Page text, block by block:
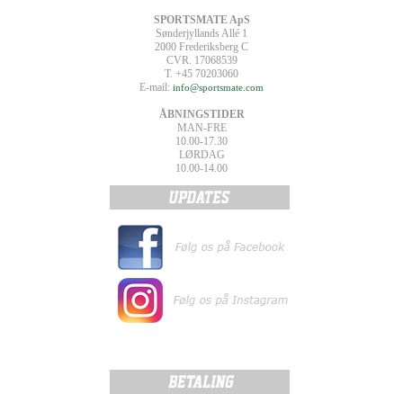
SPORTSMATE ApS
Sønderjyllands Allé 1
2000 Frederiksberg C
CVR. 17068539
T. +45 70203060
E-mail: info@sportsmate.com
ÅBNINGSTIDER
MAN-FRE
10.00-17.30
LØRDAG
10.00-14.00